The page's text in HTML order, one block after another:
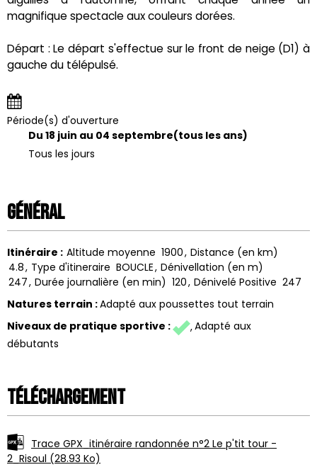
magnifique spectacle aux couleurs dorées.
Départ : Le départ s'effectue sur le front de neige (D1) à
gauche du télépulsé.
Période(s) d'ouverture
Du 18 juin au 04 septembre(tous les ans)
Tous les jours
Général
Itinéraire : Altitude moyenne 1900 Distance (en km)
4.8 Type d'itineraire BOUCLE Dénivellation (en m)
247 Durée journalière (en min) 120 Dénivelé Positive 247
Natures terrain :Adapté aux poussettes tout terrain
Niveaux de pratique sportive :
Adapté aux
débutants
Téléchargement
Trace GPX_itinéraire randonnée n°2 Le p'tit tour -
2_Risoul (28.93 Ko)